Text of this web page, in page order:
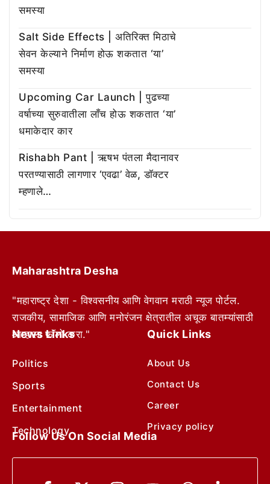
समस्या
Salt Side Effects | अतिरिक्त मिठाचे
सेवन केल्याने निर्माण होऊ शकतात ‘या’
समस्या
Upcoming Car Launch | पुढच्या
वर्षाच्या सुरुवातीला लाँच होऊ शकतात ‘या’
धमाकेदार कार
Rishabh Pant | ऋषभ पंतला मैदानावर
परतण्यासाठी लागणार ‘एवढा’ वेळ, डॉक्टर
म्हणाले…
Maharashtra Desha
"महाराष्ट्र देशा - विश्वसनीय आणि वेगवान मराठी न्यूज पोर्टल.
राजकीय, सामाजिक आणि मनोरंजन क्षेत्रातील अचूक बातम्यांसाठी
आम्हाला फॉलो करा."
News Links
Politics
Sports
Entertainment
Technology
Quick Links
About Us
Contact Us
Career
Privacy policy
Follow Us On Social Media